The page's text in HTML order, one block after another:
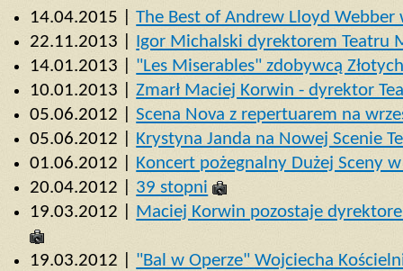
14.04.2015 |The Best of Andrew Lloyd Webber
22.11.2013 |
Igor Michalski dyrektorem Teatru
14.01.2013 | "Les Miserables" zdobywcą
10.01.2013 |Zmarł Maciej Korwin - dyrektor
05.06.2012 |Scena Nova z repertuarem na
05.06.2012 |
Krystyna Janda na Nowej Scenie
01.06.2012 |
Koncert pożegnalny Dużej Sceny
20.04.2012 | 39 stopni
19.03.2012 |
Maciej Korwin pozostaje
19.03.2012 | "Bal w Operze" Wojciecha